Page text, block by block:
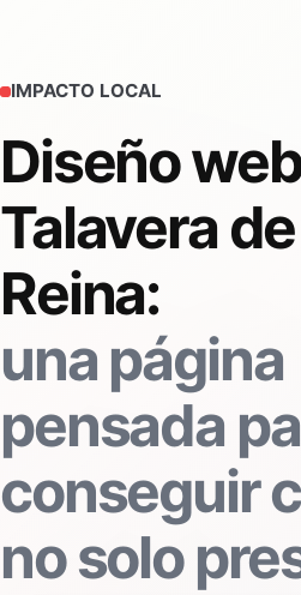
IMPACTO LOCAL
Diseño
Talavera
Reina:
una página
pensada
conseguir
no solo